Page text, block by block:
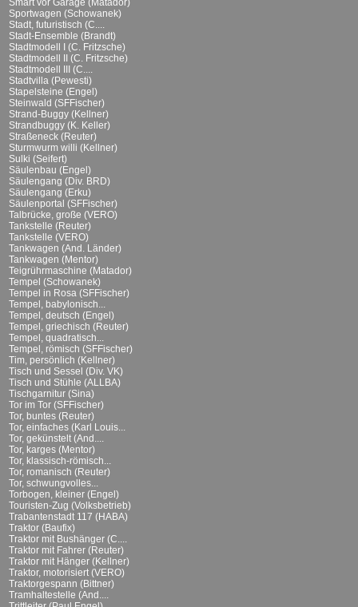
Smart vor Garage (Matador)
Sportwagen (Schowanek)
Stadt, futuristisch (C....
Stadt-Ensemble (Brandt)
Stadtmodell I (C. Fritzsche)
Stadtmodell II (C. Fritzsche)
Stadtmodell III (C....
Stadtvilla (Pewesti)
Stapelsteine (Engel)
Steinwald (SFFischer)
Strand-Buggy (Kellner)
Strandbuggy (K. Keller)
Straßeneck (Reuter)
Sturmwurm willi (Kellner)
Sulki (Seifert)
Säulenbau (Engel)
Säulengang (Div. BRD)
Säulengang (Erku)
Säulenportal (SFFischer)
Talbrücke, große (VERO)
Tankstelle (Reuter)
Tankstelle (VERO)
Tankwagen (And. Länder)
Tankwagen (Mentor)
Teigrührmaschine (Matador)
Tempel (Schowanek)
Tempel in Rosa (SFFischer)
Tempel, babylonisch...
Tempel, deutsch (Engel)
Tempel, griechisch (Reuter)
Tempel, quadratisch...
Tempel, römisch (SFFischer)
Tim, persönlich (Kellner)
Tisch und Sessel (Div. VK)
Tisch und Stühle (ALLBA)
Tischgarnitur (Sina)
Tor im Tor (SFFischer)
Tor, buntes (Reuter)
Tor, einfaches (Karl Louis...
Tor, gekünstelt (And....
Tor, karges (Mentor)
Tor, klassisch-römisch...
Tor, romanisch (Reuter)
Tor, schwungvolles...
Torbogen, kleiner (Engel)
Touristen-Zug (Volksbetrieb)
Trabantenstadt 117 (HABA)
Traktor (Baufix)
Traktor mit Bushänger (C....
Traktor mit Fahrer (Reuter)
Traktor mit Hänger (Kellner)
Traktor, motorisiert (VERO)
Traktorgespann (Bittner)
Tramhaltestelle (And....